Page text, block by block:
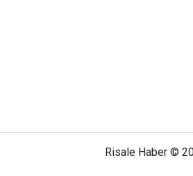
Risale Haber ©